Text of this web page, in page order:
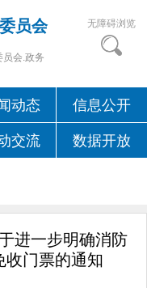
员会
员会.政务
无障碍浏览
动态 信息公开
交流 数据开放
进一步明确消防
收门票的通知